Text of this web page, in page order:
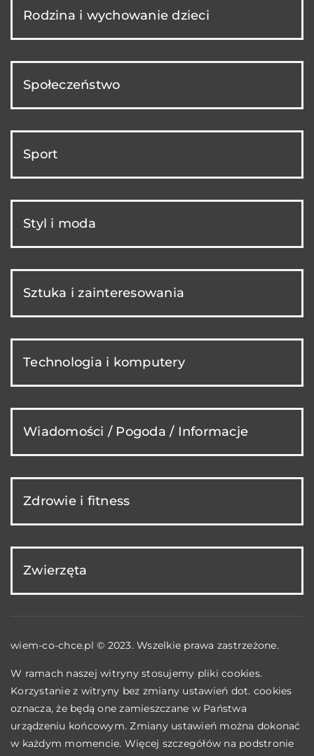
Rodzina i wychowanie dzieci
Społeczeństwo
Sport
Styl i moda
Sztuka i zainteresowania
Technologia i komputery
Wiadomości / Pogoda / Informacje
Zdrowie i fitness
Zwierzęta
wiem-co-chce.pl © 2023. Wszelkie prawa zastrzeżone.
W ramach naszej witryny stosujemy pliki cookies.
Korzystanie z witryny bez zmiany ustawień dot. cookies
oznacza, że będą one zamieszczane w Państwa
urządzeniu końcowym. Zmiany ustawień można dokonać
w każdym momencie. Więcej szczegółów na podstronie